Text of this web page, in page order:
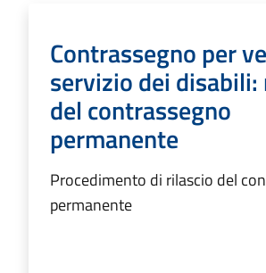
Contrassegno per
servizio dei disabili:
del contrassegno
permanente
Procedimento di rilascio del
permanente